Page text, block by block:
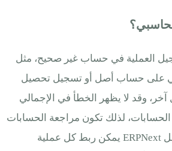
العملية في حساب غير صحيح، مثل
على حساب أصل أو تسجيل تحصيل
وقد لا يظهر الخطأ في الإجمالي
الحسابات، لذلك تكون مراجعة الحسابات
الفرعية مهمة جدا، وداخل ERPNext يمكن ربط كل عملية